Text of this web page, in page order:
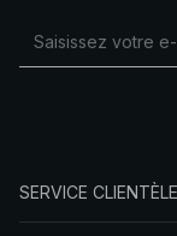
SERVICE CLIENTÈLE